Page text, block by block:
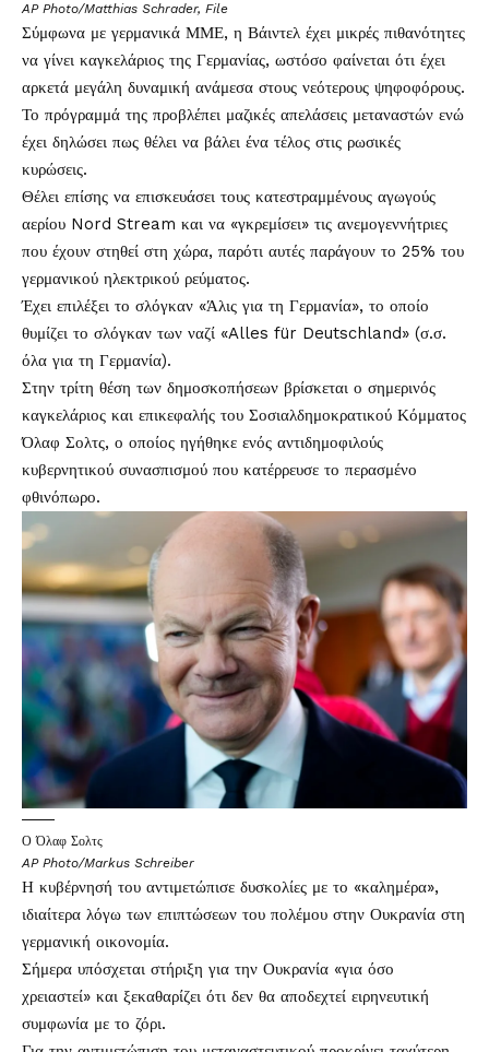
AP Photo/Matthias Schrader, File
Σύμφωνα με γερμανικά ΜΜΕ, η Βάιντελ έχει μικρές πιθανότητες
να γίνει καγκελάριος της Γερμανίας, ωστόσο φαίνεται ότι έχει
αρκετά μεγάλη δυναμική ανάμεσα στους νεότερους ψηφοφόρους.
Το πρόγραμμά της προβλέπει μαζικές απελάσεις μεταναστών ενώ
έχει δηλώσει πως θέλει να βάλει ένα τέλος στις ρωσικές
κυρώσεις.
Θέλει επίσης να επισκευάσει τους κατεστραμμένους αγωγούς
αερίου Nord Stream και να «γκρεμίσει» τις ανεμογεννήτριες
που έχουν στηθεί στη χώρα, παρότι αυτές παράγουν το 25% του
γερμανικού ηλεκτρικού ρεύματος.
Έχει επιλέξει το σλόγκαν «Άλις για τη Γερμανία», το οποίο
θυμίζει το σλόγκαν των ναζί «Alles für Deutschland» (σ.σ.
όλα για τη Γερμανία).
Στην τρίτη θέση των δημοσκοπήσεων βρίσκεται ο σημερινός
καγκελάριος και επικεφαλής του Σοσιαλδημοκρατικού Κόμματος
Όλαφ Σολτς, ο οποίος ηγήθηκε ενός αντιδημοφιλούς
κυβερνητικού συνασπισμού που κατέρρευσε το περασμένο
φθινόπωρο.
Ο Όλαφ Σολτς
AP Photo/Markus Schreiber
Η κυβέρνησή του αντιμετώπισε δυσκολίες με το «καλημέρα»,
ιδιαίτερα λόγω των επιπτώσεων του πολέμου στην Ουκρανία στη
γερμανική οικονομία.
Σήμερα υπόσχεται στήριξη για την Ουκρανία «για όσο
χρειαστεί» και ξεκαθαρίζει ότι δεν θα αποδεχτεί ειρηνευτική
συμφωνία με το ζόρι.